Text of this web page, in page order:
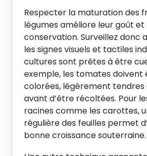
Respecter la maturation des
légumes améliore leur goût et
conservation. Surveillez donc
les signes visuels et tactiles
cultures sont prêtes à être
exemple, les tomates doivent
colorées, légèrement tendres
avant d’être récoltées. Pour
racines comme les carottes,
régulière des feuilles permet
bonne croissance souterraine.